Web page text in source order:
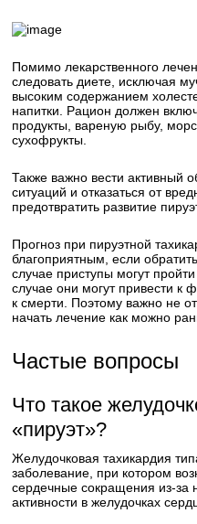
Помимо лекарственного
следовать диете, исключая
высоким содержанием
напитки. Рацион должен
продукты, вареную рыбу,
сухофрукты.
Также важно вести активный
ситуаций и отказаться от
предотвратить развитие
Прогноз при пируэтной
благоприятным, если
случае приступы могут
случае они могут привести к
к смерти. Поэтому важно не
начать лечение как можно
Частые вопросы
Что такое
«пируэт»?
Желудочковая тахикардия
заболевание, при котором
сердечные сокращения из-за
активности в желудочках